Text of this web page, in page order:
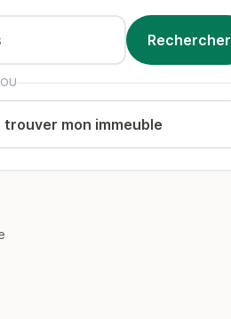
OU
mon immeuble